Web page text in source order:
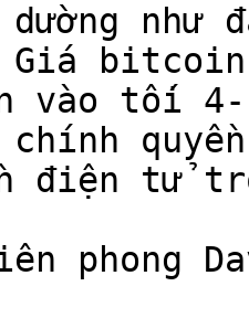
dường như
bitcoin
vào tối 4-
chính
điện tử
phong